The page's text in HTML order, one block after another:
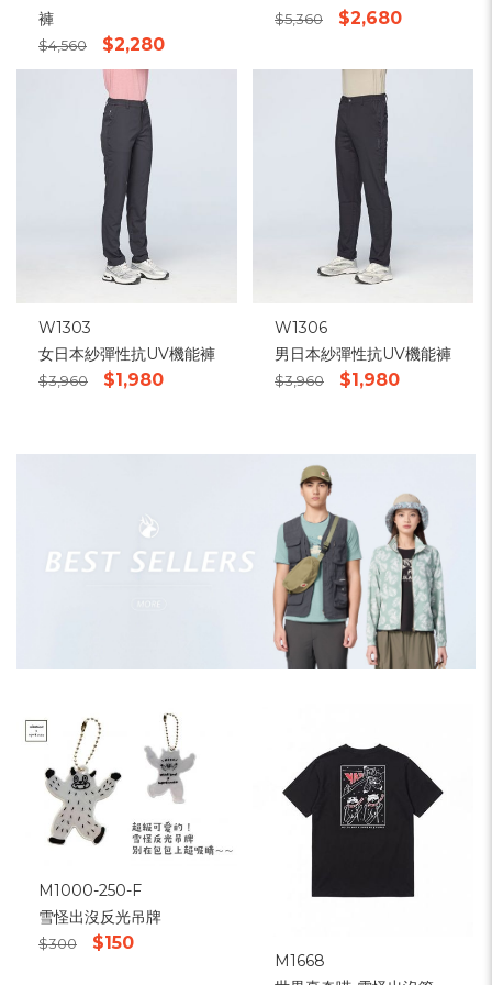
褲
$4,560 $2,280
$5,360 $2,680
W1303
女日本紗彈性抗UV機能褲
$3,960 $1,980
W1306
男日本紗彈性抗UV機能褲
$3,960 $1,980
M1000-250-F
雪怪出沒反光吊牌
$300 $150
M1668